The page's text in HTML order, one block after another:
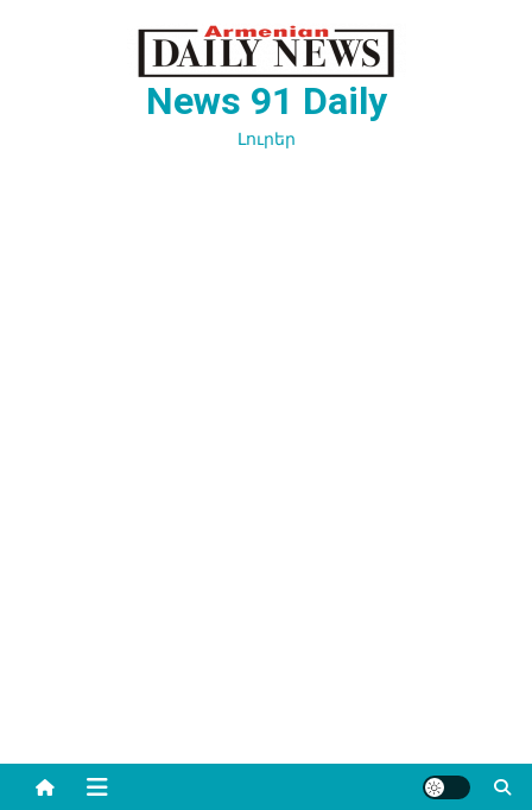
News 91 Daily
Լուրեր